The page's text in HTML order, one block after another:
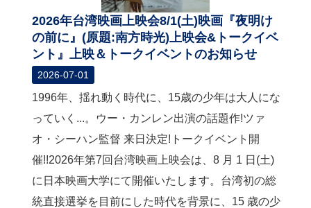
2026年台湾映画上映会8/1(土)映画『夜明け
の前に』(原題:南方時光)上映会&トークイベ
ント』上映＆トークイベントのお知らせ
2026-07-01
1996年、揺れ動く時代に、15歳の少年は大人にな
っていく...。ウー・カンレン出演の話題作!ツァ
オ・シーハン監督 来日決定!トークイベント開
催!!2026年第7回台湾映画上映会は、8 月 1 日(土)
に日本映画大学にて開催いたします。台湾初の総
統直接選挙を目前にした時代を背景に、15 歳の少